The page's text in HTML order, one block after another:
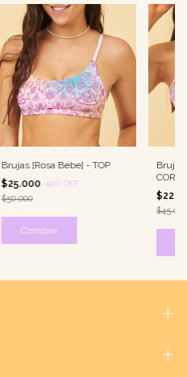
Brujas [Rosa Bebe] - TOP
$25.000 -50% OFF
$50.000
Comprar
Brujas
$45.000